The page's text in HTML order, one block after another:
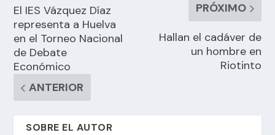
El IES Vázquez Díaz
representa a Huelva
en el Torneo Nacional
de Debate
Económico
ANTERIOR
PRÓXIMO
Hallan el cadáver de
un hombre en
Riotinto
SOBRE EL AUTOR